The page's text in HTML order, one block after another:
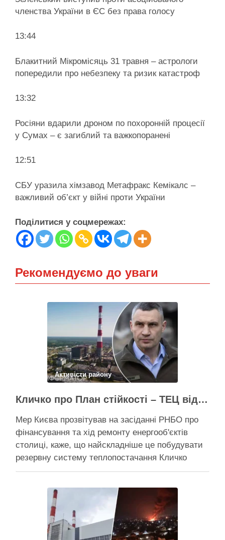
членства України в ЄС без права голосу
13:44
Блакитний Мікромісяць 31 травня – астрологи
попередили про небезпеку та ризик катастроф
13:32
Росіяни вдарили дроном по похоронній процесії
у Сумах – є загиблий та важкопоранені
12:51
СБУ уразила хімзавод Метафракс Кемікалс –
важливий об’єкт у війні проти України
Поділитися у соцмережах:
Рекомендуємо до уваги
Активісти району
Кличко про План стійкості – ТЕЦ відновили вже на 65%, будується захист ІІ рівня
Мер Києва прозвітував на засіданні РНБО про
фінансування та хід ремонту енергооб'єктів
столиці, каже, що найскладніше це побудувати
резервну систему теплопостачання Кличко
розповів про виконання Плану стійкості Києва на
пошкоджених енергооб’єктів на 65%, а на
потреби Плану стійкості столиця залучила
понад 10 млрд грн, …